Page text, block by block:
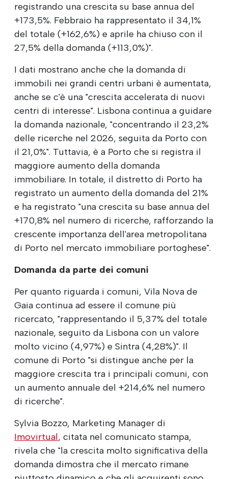
registrando una crescita su base annua del
+173,5%. Febbraio ha rappresentato il 34,1%
del totale (+162,6%) e aprile ha chiuso con il
27,5% della domanda (+113,0%)".
I dati mostrano anche che la domanda di
immobili nei grandi centri urbani è aumentata,
anche se c'è una "crescita accelerata di nuovi
centri di interesse". Lisbona continua a guidare
la domanda nazionale, "concentrando il 23,2%
delle ricerche nel 2026, seguita da Porto con
il 21,0%". Tuttavia, è a Porto che si registra il
maggiore aumento della domanda
immobiliare. In totale, il distretto di Porto ha
registrato un aumento della domanda del 21%
e ha registrato "una crescita su base annua del
+170,8% nel numero di ricerche, rafforzando la
crescente importanza dell'area metropolitana
di Porto nel mercato immobiliare portoghese".
Domanda da parte dei comuni
Per quanto riguarda i comuni, Vila Nova de
Gaia continua ad essere il comune più
ricercato, "rappresentando il 5,37% del totale
nazionale, seguito da Lisbona con un valore
molto vicino (4,97%) e Sintra (4,28%)". Il
comune di Porto "si distingue anche per la
maggiore crescita tra i principali comuni, con
un aumento annuale del +214,6% nel numero
di ricerche".
Sylvia Bozzo, Marketing Manager di
Imovirtual, citata nel comunicato stampa,
rivela che "la crescita molto significativa della
domanda dimostra che il mercato rimane